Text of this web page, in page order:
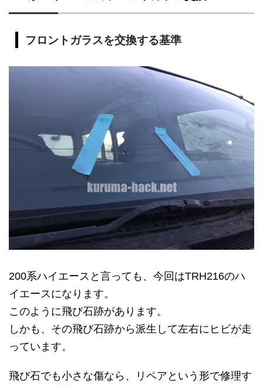
フロントガラスを交換する基準
200系ハイエースと言っても、今回はTRH216のハ
イエースになります。
このように飛び石跡があります。
しかも、その飛び石跡から派生して左右にヒビが走
っています。
飛び石でも小さな傷なら、リペアという形で修理す